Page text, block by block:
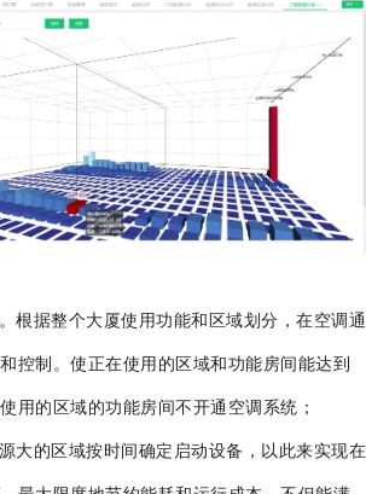
根据整个大厦使用功能和区域划分，在空调通
控制。使正在使用的区域和功能房间能达到
用的区域的功能房间不开通空调系统；
大的区域按时间确定启动设备，以此来实现在